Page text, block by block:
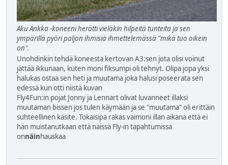
Aku Ankka -koneeni herätti vieläkin hilpeitä tunteita ja sen
ympärillä pyöri paljon ihmisiä ihmettelemässä "mikä tuo oikein
on".
Unohdinkin tehdä koneesta kertovan A3:sen jota olisi voinut
jättää ikkunaan, kuten moni fiksumpi oli tehnyt. Olipa jopa yksi
halukas ostaa sen heti ja muutama joka halusi poseerata sen
edessä kun otti niistä kuvan
Fly4Fun:in pojat Jonny ja Lennart olivat luvanneet illaksi
muutaman bissen jos tulen käymään ja se "muutama" oli erittäin
suhteellinen käsite. Tokaisipa rakas vaimoni illan aikana että ei
hän muistanutkaan että näissä Fly-in tapahtumissa
onnäinhauskaa